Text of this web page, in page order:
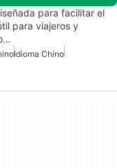
para facilitar el
para viajeros y
Idioma Chino